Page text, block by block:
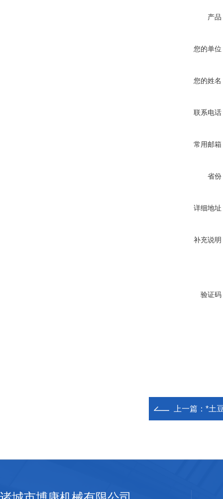
产品
您的单位
您的姓名
联系电话
常用邮箱
省份
详细地址
补充说明
验证码
上一篇： *土